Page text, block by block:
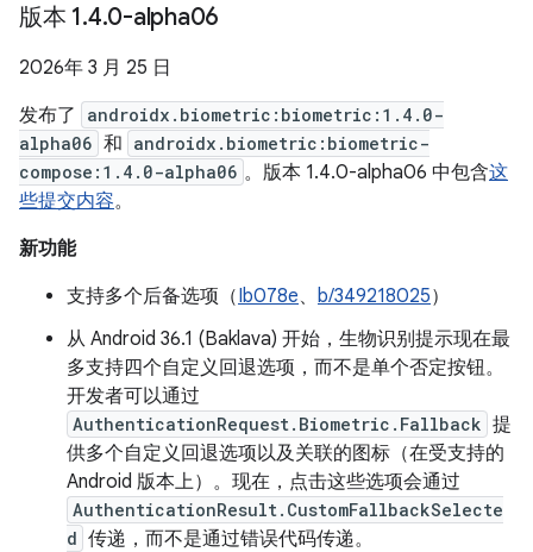
版本 1.4.0-alpha06
2026年 3 月 25 日
发布了
androidx.biometric:biometric:1.4.0-
alpha06 和 androidx.biometric:biometric-
compose:1.4.0-alpha06 。版本 1.4.0-alpha06 中包含这
些提交内容。
新功能
支持多个后备选项（Ib078e、 b/349218025）
从 Android 36.1 (Baklava) 开始，生物识别提示现在最
多支持四个自定义回退选项，而不是单个否定按钮。
开发者可以通过
AuthenticationRequest.Biometric.Fallback 提
供多个自定义回退选项以及关联的图标（在受支持的
Android 版本上）。现在，点击这些选项会通过
AuthenticationResult.CustomFallbackSelecte
d 传递，而不是通过错误代码传递。